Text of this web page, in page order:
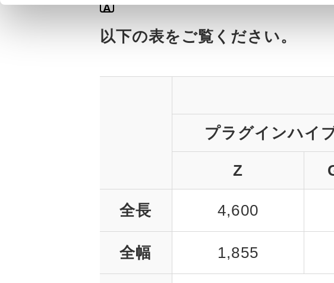
選
択
A
以下の表をご覧ください。
プラグインハイ
Z
全長 4,600
全幅 1,855